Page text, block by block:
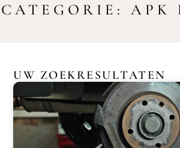
CATEGORIE: APK
UW ZOEKRESULTATEN